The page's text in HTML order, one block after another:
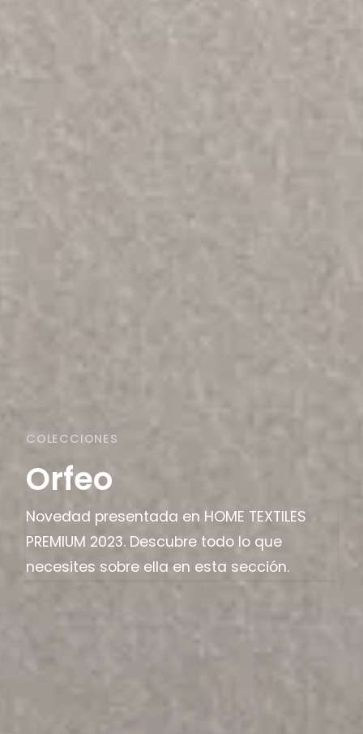
COLECCIONES
Orfeo
Novedad presentada en HOME TEXTILES
PREMIUM 2023. Descubre todo lo que
necesites sobre ella en esta sección.